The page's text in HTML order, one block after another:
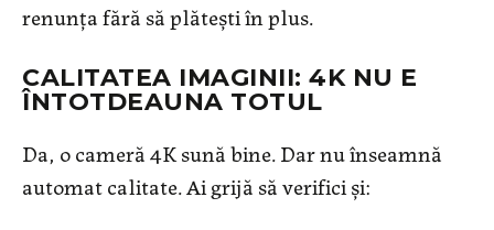
renunța fără să plătești în plus.
CALITATEA IMAGINII: 4K NU E
ÎNTOTDEAUNA TOTUL
Da, o cameră 4K sună bine. Dar nu înseamnă
automat calitate. Ai grijă să verifici și: